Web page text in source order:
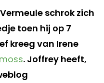
schrok zich
toen hij op 7
kreeg van Irene
. Joffrey heeft,